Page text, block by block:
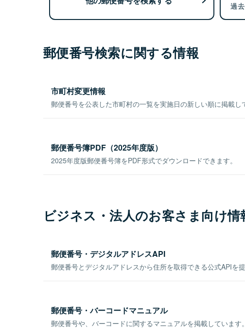
過
郵便番号検索に関する情報
市町村変更情報
郵便番号を公表した市町村の一覧を実施日の新しい順に掲載し
郵便番号簿PDF（2025年度版）
2025年度版郵便番号簿をPDF形式でダウンロードできます。
ビジネス・法人のお客さま向け情
郵便番号・デジタルアドレスAPI
郵便番号とデジタルアドレスから住所を取得できる公式APIを提
郵便番号・バーコードマニュアル
郵便番号や、バーコードに関するマニュアルを掲載しています。